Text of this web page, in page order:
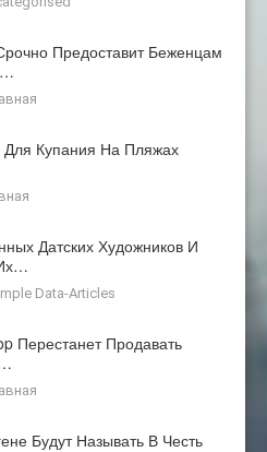
Предоставит Беженцам
Для Купания На Пляжах
Датских Художников И
Data-Articles
Перестанет Продавать
Будут Называть В Честь